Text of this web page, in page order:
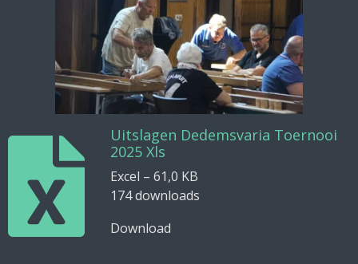
Uitslagen Dedemsvaria Toernooi
2025 Xls
Excel – 61,0 KB
174 downloads
Download